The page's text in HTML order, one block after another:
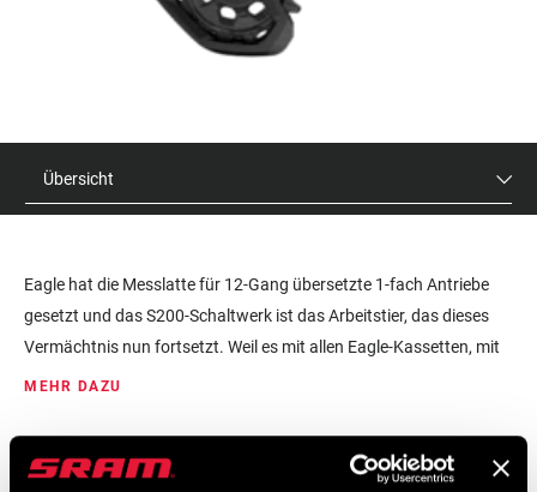
Übersicht
Eagle hat die Messlatte für 12-Gang übersetzte 1-fach Antriebe
gesetzt und das S200-Schaltwerk ist das Arbeitstier, das dieses
Vermächtnis nun fortsetzt. Weil es mit allen Eagle-Kassetten, mit
500% und 520% Bandbreite kompatibel ist, kannst du es ohne zu
kombinieren. Und mit dem bewährten Type 3-Schaltkäfigdämpfer
bietet es eine optimale Kettenführung, ganz ohne Kettenschlagen
MEHR DAZU
UVP
$135
MODELL ID
RD-S200-B1